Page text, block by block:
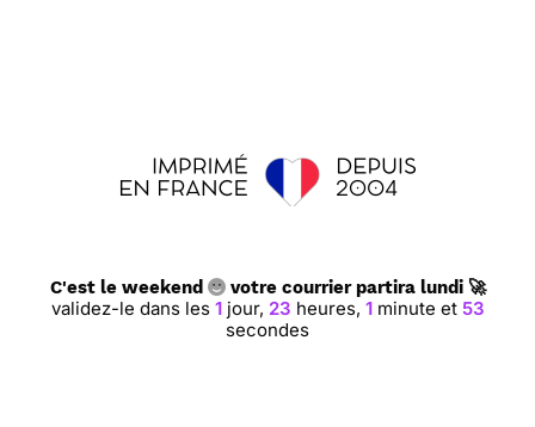
C'est le weekend votre courrier partira lundi 🚀
validez-le dans les 1jour, 23 heures, 1minute et 53
secondes